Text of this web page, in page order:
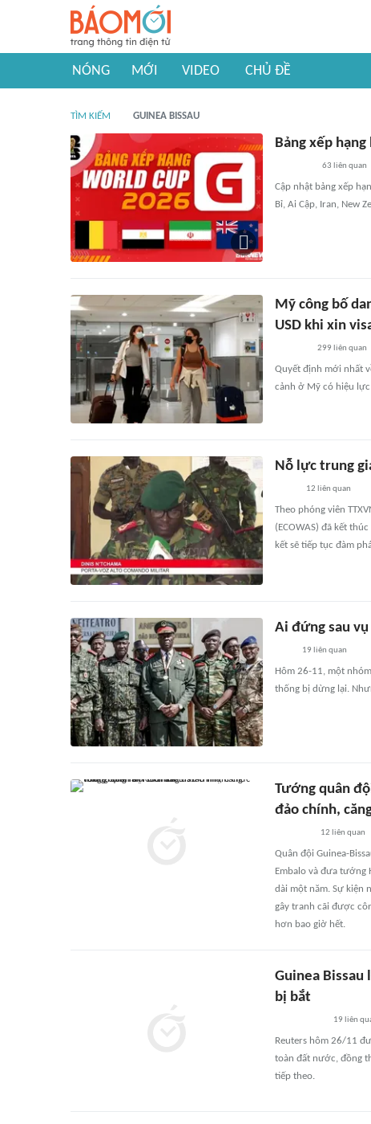
NÓNG MỚI VIDEO CHỦ ĐỀ
TÌM KIẾM GUINEA BISSAU
Bảng xếp
63 liên quan
Cập nhật bảng xếp
Bỉ, Ai Cập, Iran, New
Mỹ công bố
USD khi xin
299 liên quan
Quyết định mới nhất
cảnh ở Mỹ có hiệu
Nỗ lực trung
12 liên quan
Theo phóng viên
(ECOWAS) đã kết
kết sẽ tiếp tục đàm
Ai đứng sau
19 liên quan
Hôm 26-11, một
thống bị dừng lại.
Tướng quân
đảo chính,
12 liên quan
Quân đội Guinea-
Embalo và đưa tướng
dài một năm. Sự kiện
gây tranh cãi được
hơn bao giờ hết.
Guinea Bissau
bị bắt
19 liên
Reuters hôm 26/11
toàn đất nước, đồng
tiếp theo.